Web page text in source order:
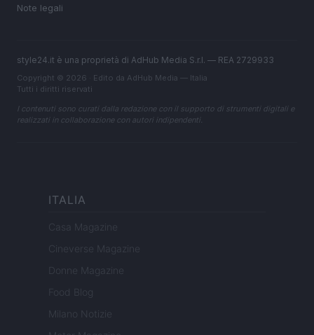
Note legali
style24.it è una proprietà di AdHub Media S.r.l. — REA 2729933
Copyright © 2026 · Edito da AdHub Media — Italia
Tutti i diritti riservati
I contenuti sono curati dalla redazione con il supporto di strumenti digitali e
realizzati in collaborazione con autori indipendenti.
ITALIA
Casa Magazine
Cineverse Magazine
Donne Magazine
Food Blog
Milano Notizie